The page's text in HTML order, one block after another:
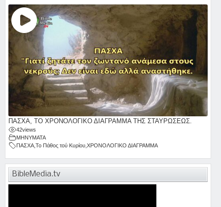
ΠΑΣΧΑ, ΤΟ ΧΡΟΝΟΛΟΓΙΚΟ ΔΙΑΓΡΑΜΜΑ ΤΗΣ ΣΤΑΥΡΩΣΕΩΣ.
42views
ΜΗΝΥΜΑΤΑ
ΠΑΣΧΑ Το Πάθος τού Κυρίου ΧΡΟΝΟΛΟΓΙΚΟ ΔΙΑΓΡΑΜΜΑ
BibleMedia.tv